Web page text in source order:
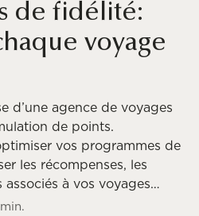
de fidélité:
voyage
d’une agence de voyages
de points.
vos programmes de
les récompenses, les
à vos voyages